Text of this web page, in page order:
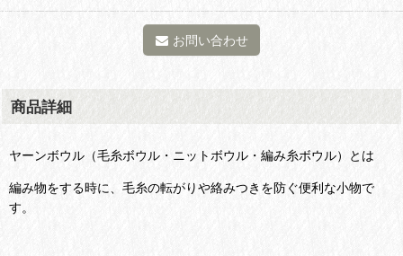
お問い合わせ
商品詳細
ヤーンボウル（毛糸ボウル・ニットボウル・編み糸ボウル）とは
編み物をする時に、毛糸の転がりや絡みつきを防ぐ便利な小物で
す。